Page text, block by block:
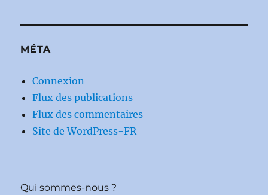
MÉTA
Connexion
Flux des publications
Flux des commentaires
Site de WordPress-FR
Qui sommes-nous ?